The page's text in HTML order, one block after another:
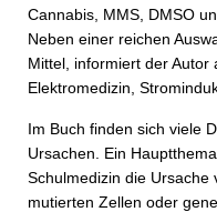
Cannabis, MMS, DMSO
Neben einer reichen
Mittel, informiert der
Elektromedizin,
Im Buch finden sich viele
Ursachen. Ein
Schulmedizin die Ursache
mutierten Zellen oder